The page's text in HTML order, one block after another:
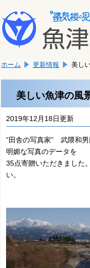
文
へ
移
ま
す。
こ
か
文
ホーム 更新情報 美し
美しい魚津の風
2019年12月18日更新
”田舎の写真家” 武隈和
明媚な写真のデータを
35点寄贈いただきました
い。